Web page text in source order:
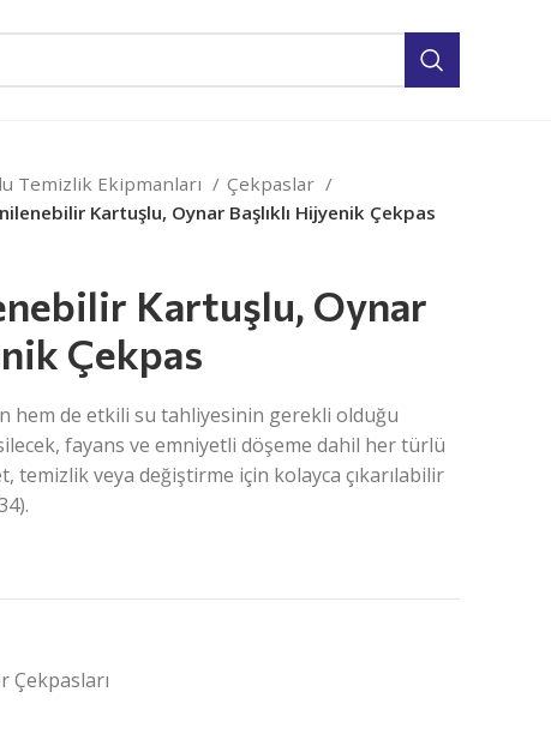
Temizlik Ekipmanları
Çekpaslar
Kartuşlu, Oynar Başlıklı Hijyenik Çekpas
Kartuşlu, Oynar
Çekpas
hem de etkili su tahliyesinin gerekli olduğu
fayans ve emniyetli döşeme dahil her türlü
temizlik veya değiştirme için kolayca çıkarılabilir
Çekpasları